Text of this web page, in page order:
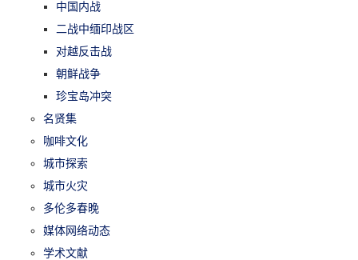
中国内战
二战中缅印战区
对越反击战
朝鲜战争
珍宝岛冲突
名贤集
咖啡文化
城市探索
城市火灾
多伦多春晚
媒体网络动态
学术文献